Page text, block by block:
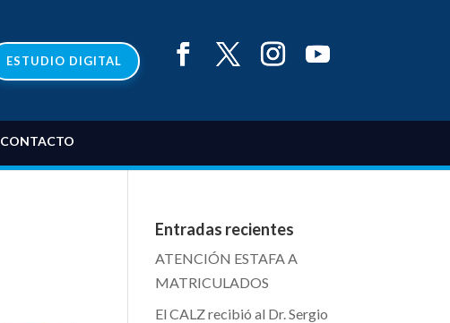
ESTUDIO DIGITAL
CONTACTO
Entradas recientes
ATENCIÓN ESTAFA A
MATRICULADOS
El CALZ recibió al Dr. Sergio